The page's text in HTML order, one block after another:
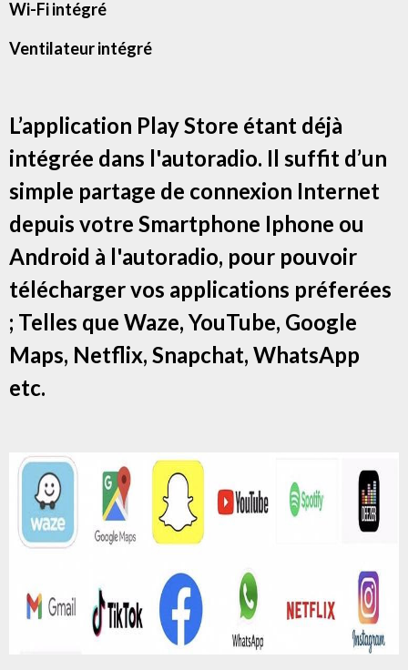
Wi-Fi intégré
Ventilateur intégré
L’application Play Store étant déjà
intégrée dans l'autoradio. Il suffit d’un
simple partage de connexion Internet
depuis votre Smartphone Iphone ou
Android à l'autoradio, pour pouvoir
télécharger vos applications préferées
; Telles que Waze, YouTube, Google
Maps, Netflix, Snapchat, WhatsApp
etc.